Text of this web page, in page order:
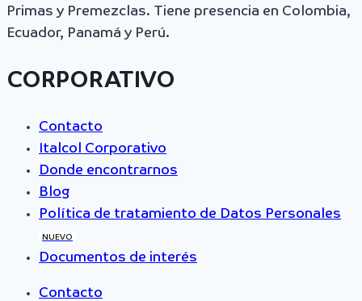
Primas y Premezclas. Tiene presencia en Colombia,
Ecuador, Panamá y Perú.
CORPORATIVO
Contacto
Italcol Corporativo
Donde encontrarnos
Blog
Política de tratamiento de Datos Personales
NUEVO
Documentos de interés
Contacto